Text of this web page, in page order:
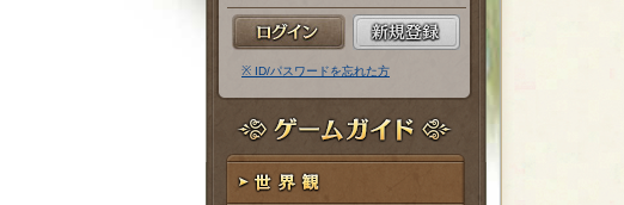
ー
ル
ア
ド
レ
ス
パ
ス
ー
ド
※ ID/パスワードを忘れた方
ゲームガイド